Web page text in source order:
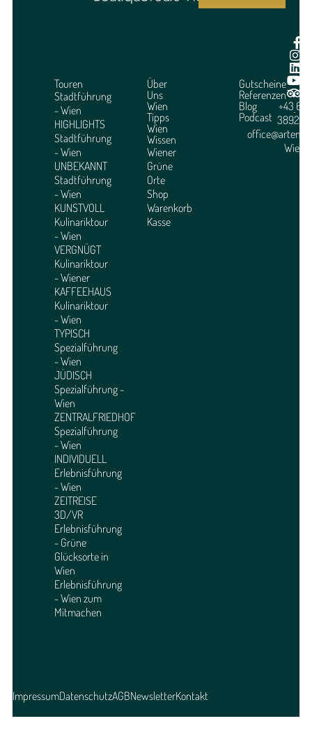
Touren
Stadtführung
- Wien
HIGHLIGHTS
Stadtführung
- Wien
UNBEKANNT
Stadtführung
- Wien
KUNSTVOLL
Kulinariktour
- Wien
VERGNÜGT
Kulinariktour
- Wiener
KAFFEEHAUS
Kulinariktour
- Wien
TYPISCH
Spezialführung
- Wien
JÜDISCH
Spezialführung -
Wien
ZENTRALFRIEDHOF
Spezialführung
- Wien
INDIVIDUELL
Erlebnisführung
- Wien
ZEITREISE
3D/VR
Erlebnisführung
- Grüne
Glücksorte in
Wien
Erlebnisführung
- Wien zum
Mitmachen
Über
Uns
Wien
Tipps
Wien
Wissen
Wiener
Grüne
Orte
Shop
Warenkorb
Kasse
Gutscheine
Referenzen
Blog
Podcast
+43 664
3892951
Wien
ImpressumDatenschutzAGBNewsletterKontakt